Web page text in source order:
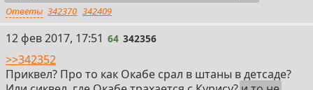
Ответы 342370 342409
64
12 фев 2017, 17:51 64 342356
>>342352
Приквел? Про то как Окабе срал в штаны в детсаде?